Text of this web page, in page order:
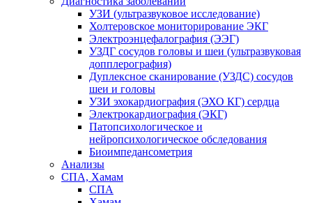
УЗИ (ультразвуковое исследование)
Холтеровское мониторирование ЭКГ
Электроэнцефалография (ЭЭГ)
УЗДГ сосудов головы и шеи (ультразвуковая
допплерография)
Дуплексное сканирование (УЗДС) сосудов
шеи и головы
УЗИ эхокардиография (ЭХО КГ) сердца
Электрокардиография (ЭКГ)
Патопсихологическое и
нейропсихологическое обследования
Биоимпедансометрия
Анализы
СПА, Хамам
СПА